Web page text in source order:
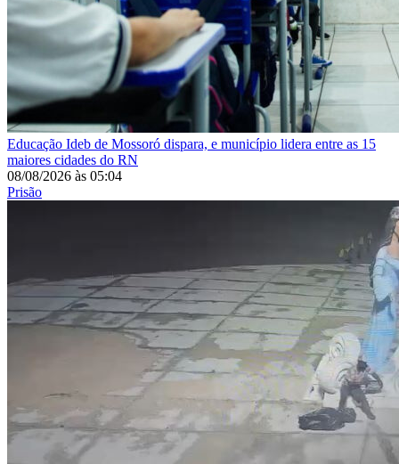
Educação Ideb de Mossoró dispara, e município lidera entre as 15
maiores cidades do RN
08/08/2026 às 05:04
Prisão